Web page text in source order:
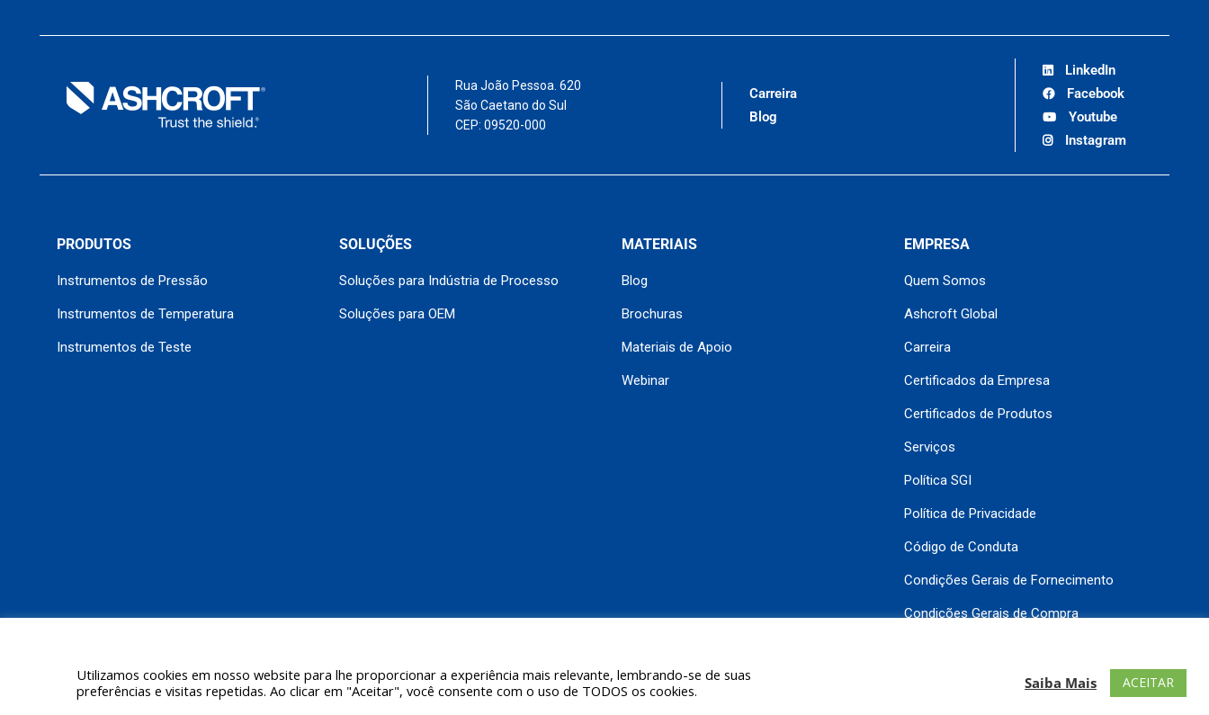
Rua João Pessoa. 620
São Caetano do Sul
CEP: 09520-000
Carreira
Blog
LinkedIn
Facebook
Youtube
Instagram
PRODUTOS
Instrumentos de Pressão
Instrumentos de Temperatura
Instrumentos de Teste
SOLUÇÕES
Soluções para Indústria de Processo
Soluções para OEM
MATERIAIS
Blog
Brochuras
Materiais de Apoio
Webinar
EMPRESA
Quem Somos
Ashcroft Global
Carreira
Certificados da Empresa
Certificados de Produtos
Serviços
Política SGI
Política de Privacidade
Código de Conduta
Condições Gerais de Fornecimento
Condições Gerais de Compra
Utilizamos cookies em nosso website para lhe proporcionar a experiência mais relevante, lembrando-se de suas
preferências e visitas repetidas. Ao clicar em "Aceitar", você consente com o uso de TODOS os cookies.
Saiba Mais ACEITAR